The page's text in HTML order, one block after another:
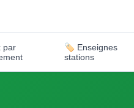
🏷️ Enseignes
stations